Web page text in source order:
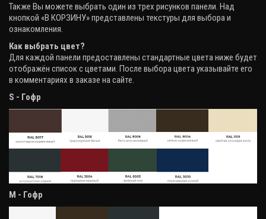
Также Вы можете выбрать один из трех рисунков панели. Над
кнопкой «В КОРЗИНУ» представлены текстуры для выбора и
ознакомления.
Как выбрать цвет?
Для каждой панели предоставлены стандартные цвета ниже будет
отображён список с цветами. После выбора цвета указывайте его
в комментариях в заказе на сайте.
S - Гофр
М - Гофр